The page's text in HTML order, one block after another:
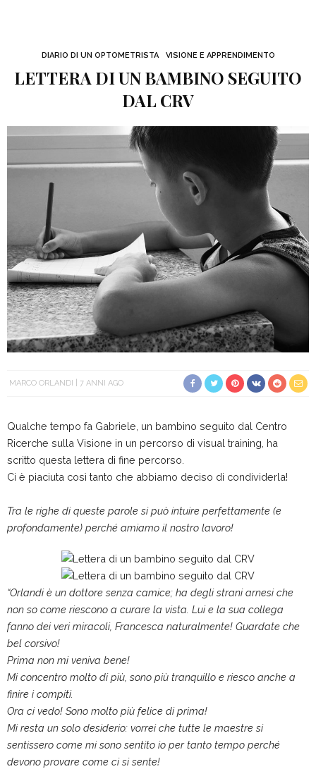
DIARIO DI UN OPTOMETRISTA VISIONE E APPRENDIMENTO
LETTERA DI UN BAMBINO SEGUITO
DAL CRV
MARCO ORLANDI 7 ANNI AGO
Qualche tempo fa Gabriele, un bambino seguito dal Centro
Ricerche sulla Visione in un percorso di visual training, ha
scritto questa lettera di fine percorso.
Ci è piaciuta così tanto che abbiamo deciso di condividerla!
Tra le righe di queste parole si può intuire perfettamente (e
profondamente) perché amiamo il nostro lavoro!
“Orlandi è un dottore senza camice; ha degli strani arnesi che
non so come riescono a curare la vista. Lui e la sua collega
fanno dei veri miracoli, Francesca naturalmente! Guardate che
bel corsivo!
Prima non mi veniva bene!
Mi concentro molto di più, sono più tranquillo e riesco anche a
finire i compiti.
Ora ci vedo! Sono molto più felice di prima!
Mi resta un solo desiderio: vorrei che tutte le maestre si
sentissero come mi sono sentito io per tanto tempo perché
devono provare come ci si sente!